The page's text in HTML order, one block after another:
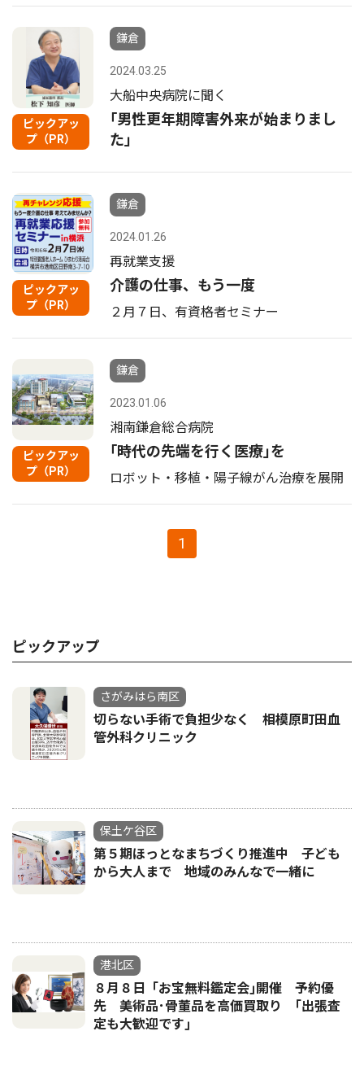
ピックアッ
プ（PR）
鎌倉
2024.03.25
大船中央病院に聞く
｢男性更年期障害外来が始まりまし
た｣
ピックアッ
プ（PR）
鎌倉
2024.01.26
再就業支援
介護の仕事、もう一度
２月７日、有資格者セミナー
ピックアッ
プ（PR）
鎌倉
2023.01.06
湘南鎌倉総合病院
｢時代の先端を行く医療｣を
ロボット・移植・陽子線がん治療を展開
1
ピックアップ
さがみはら南区
切らない手術で負担少なく 相模原町田血
管外科クリニック
保土ケ谷区
第５期ほっとなまちづくり推進中 子ども
から大人まで 地域のみんなで一緒に
港北区
８月８日「お宝無料鑑定会｣開催 予約優
先 美術品･骨董品を高価買取り ｢出張査
定も大歓迎です｣